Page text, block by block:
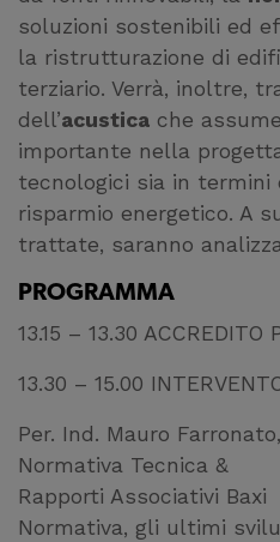
soluzioni sostenibili ed
la ristrutturazione di
terziario. Verrà, inoltre,
dell’acustica che
importante nella
tecnologici sia in termini
risparmio energetico. A
trattate, saranno
PROGRAMMA
13.15 – 13.30 ACCREDITO
13.30 – 15.00
Per. Ind. Mauro
Normativa Tecnica &
Rapporti Associativi Baxi
Normativa, gli ultimi